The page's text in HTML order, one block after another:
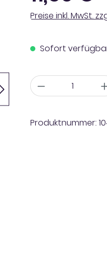
Preise inkl. MwSt.
Sofort
Anzahl
Produktnummer: